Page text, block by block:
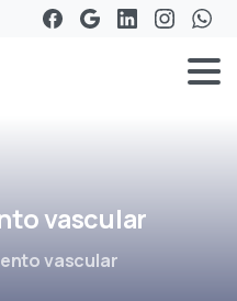
vascular
vascular